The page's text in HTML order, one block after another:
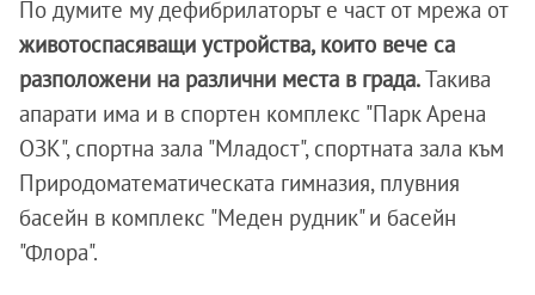
По думите му дефибрилаторът е част от мрежа от
животоспасяващи устройства, които вече са
разположени на различни места в града.Такива
апарати има и в спортен комплекс "Парк Арена
ОЗК", спортна зала "Младост", спортната зала към
Природоматематическата гимназия, плувния
басейн в комплекс "Меден рудник" и басейн
"Флора".